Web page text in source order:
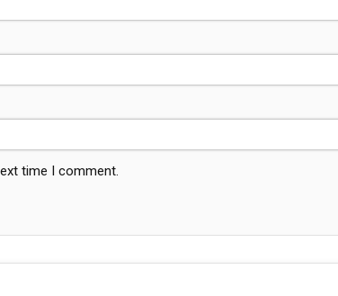
time I comment.